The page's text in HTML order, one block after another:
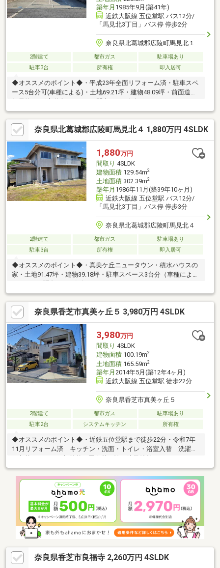
築年月 1985年9月(築41年)
近鉄大阪線 五位堂駅 バス12分/
「馬見北3丁目」バス停 停歩2分
奈良県北葛城郡広陵町馬見北１
2階建て 都市ガス
駐車場あり
駐車3台
所有権 即入居可
◆オススメのポイント◆・平成23年全面リフォーム済・駐車スペ
ース5台分可(車種による)・土地69.21坪・建物48.09坪・前面道路
奈良県北葛城郡広陵町馬見北４ 1,880万円 4SLDK
1,880万円
間取り 4SLDK
建物面積129.54m2
土地面積302.39m2
築年月 1986年11月(築39年10ヶ月)
近鉄大阪線 五位堂駅 バス12分/
「馬見北3丁目」バス停 停歩3分
奈良県北葛城郡広陵町馬見北４
2階建て 都市ガス
駐車場あり
駐車3台
所有権 即入居可
◆オススメのポイント◆・真美ケ丘ニュータウン・積水ハウスの
家・土地91.47坪・建物39.18坪・駐車スペース3台分（車種によ
奈良県香芝市真美ヶ丘５ 3,980万円 4SLDK
3,980万円
間取り 4SLDK
建物面積100.19m2
土地面積165.59m2
築年月 2014年5月(築12年4ヶ月)
近鉄大阪線 五位堂駅 徒歩22分
奈良県香芝市真美ヶ丘５
2階建て 都市ガス
駐車場あり
駐車2台
システムキッチン 所有権
◆オススメのポイント◆・近鉄五位堂駅まで徒歩22分・令和7年
11月リフォーム済 キッチン・洗面・トイレ・浴室入替 洗濯パ
アタイル張替 洗面・トイレクッションフロア張替 キッチン・
リビング・2階洋室・納戸照明入替 インターホン入替・ハウスク
リーニング・駐車スペース2台分・真美ケ丘西小学校まで徒歩4
分・エコール・マミまで徒歩8分■■■お問合せはお気軽にどう
ぞ！！■■■
奈良県香芝市良福寺 2,260万円 4SLDK